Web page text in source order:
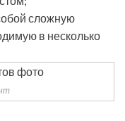
сложную
в несколько